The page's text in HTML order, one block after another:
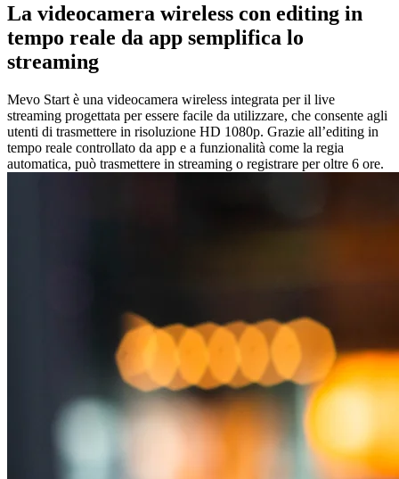
La videocamera wireless con editing in
tempo reale da app semplifica lo
streaming
Mevo Start è una videocamera wireless integrata per il live
streaming progettata per essere facile da utilizzare, che consente agli
utenti di trasmettere in risoluzione HD 1080p. Grazie all’editing in
tempo reale controllato da app e a funzionalità come la regia
automatica, può trasmettere in streaming o registrare per oltre 6 ore.